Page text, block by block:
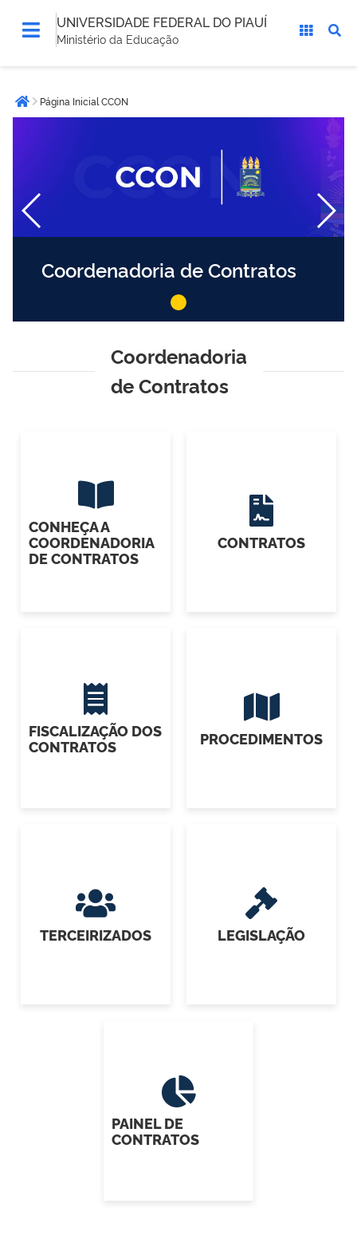
UNIVERSIDADE FEDERAL DO PIAUÍ
Ministério da Educação
está
aqui:Página inicial
Página Inicial CCON
Coordenadoria de Contratos
Coordenadoria
de Contratos
CONHEÇA A
COORDENADORIA
DE CONTRATOS
CONTRATOS
FISCALIZAÇÃO DOS
CONTRATOS
PROCEDIMENTOS
TERCEIRIZADOS LEGISLAÇÃO
PAINEL DE
CONTRATOS